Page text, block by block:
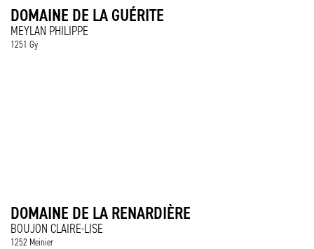
DOMAINE DE LA GUÉRITE
MEYLAN PHILIPPE
1251 Gy
DOMAINE DE LA RENARDIÈRE
BOUJON CLAIRE-LISE
1252 Meinier